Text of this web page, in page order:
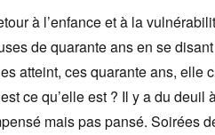
à l’enfance et à la
de quarante ans en se
atteint, ces quarante ans, elle
ce qu’elle est ? Il y a du
mais pas pansé. Soirées